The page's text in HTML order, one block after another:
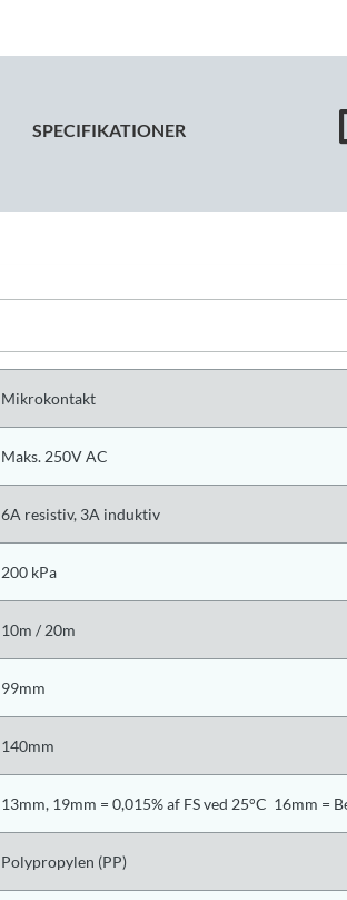
SPECIFIKATIONER
Mikrokontakt
Maks. 250V AC
6A resistiv, 3A induktiv
200 kPa
10m / 20m
99mm
140mm
13mm, 19mm = 0,015% af FS ved 25°C 16mm =
Polypropylen (PP)